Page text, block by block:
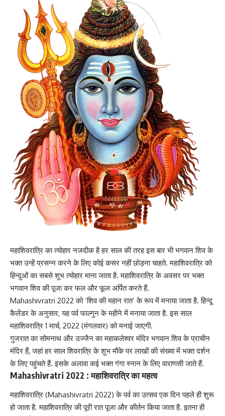
महाशिवरात्रि का त्योहारनजदीक है हर साल की तरह इस बार भी भगवान शिव के
भक्त उन्हें प्रसन्न करने के लिए कोई कसर नहीं छोड़ना चाहते. महाशिवरात्रि को
हिन्दुओं का सबसे शुभत्योहार माना जाता है. महाशिवरात्रि के अवसर पर भक्त
भगवान शिव की पूजा कर फल और फूल अर्पित करते हैं.
Mahashivratri 2022 को ‘शिव की महान रात’ के रूप में मनाया जाता है. हिन्दू
कैलेंडर के अनुसार, यह पर्व फाल्गुन के महीने में मनाया जाता है. इस साल
महाशिवरात्रि 1 मार्च, 2022 (मंगलवार) को मनाई जाएगी.
गुजरात का सोमनाथ औरउज्जैन का महाकलेश्वर मंदिर भगवान शिव के प्राचीन
मंदिर हैं, जहां हर साल शिवरात्रि के शुभ मौके पर लाखों की संख्या में भक्त दर्शन
के लिए पहुंचते हैं. इसके अलावा कई भक्त गंगा स्नान के लिए वाराणसी जाते हैं.
Mahashivratri 2022 :महाशिवरात्रि का महत्व
महाशिवरात्रि (Mahashivratri 2022) के पर्व का उत्सव एक दिन पहले ही शुरू
हो जाता है. महाशिवरात्रि की पूरी रात पूजा और कीर्तन किया जाता है. इतना ही